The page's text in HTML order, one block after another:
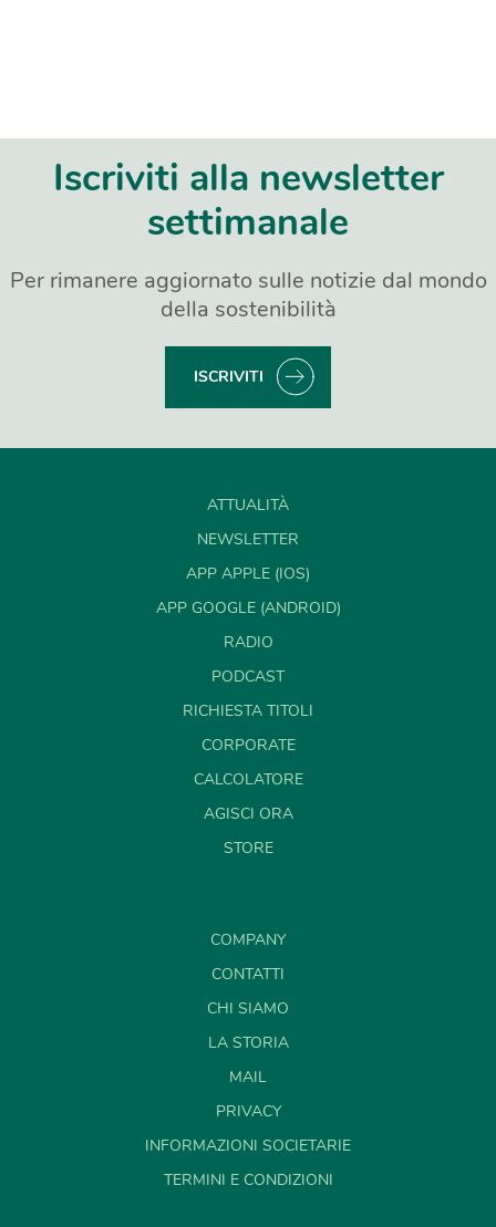
Iscriviti alla newsletter
settimanale
Per rimanere aggiornato sulle notizie dal mondo
della sostenibilità
ISCRIVITI
ATTUALITÀ
NEWSLETTER
APP APPLE (IOS)
APP GOOGLE (ANDROID)
RADIO
PODCAST
RICHIESTA TITOLI
CORPORATE
CALCOLATORE
AGISCI ORA
STORE
COMPANY
CONTATTI
CHI SIAMO
LA STORIA
MAIL
PRIVACY
INFORMAZIONI SOCIETARIE
TERMINI E CONDIZIONI